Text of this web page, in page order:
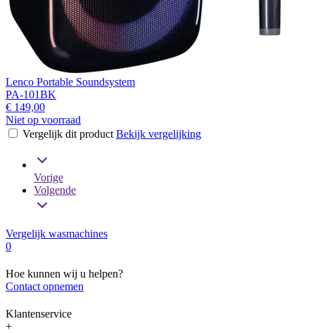
Lenco Portable Soundsystem
PA-101BK
€ 149,00
Niet op voorraad
Vergelijk dit product Bekijk vergelijking
Vorige
Volgende
Vergelijk wasmachines
0
Hoe kunnen wij u helpen?
Contact opnemen
Klantenservice
+